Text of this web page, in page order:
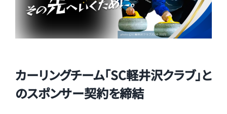
カーリングチーム「SC軽井沢クラブ」と
のスポンサー契約を締結